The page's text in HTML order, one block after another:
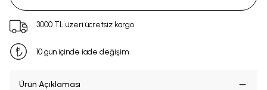
3000 TL üzeri ücretsiz kargo
10 gün içinde iade değişim
Ürün Açıklaması